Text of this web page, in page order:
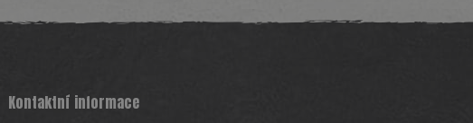
Kontaktní informace